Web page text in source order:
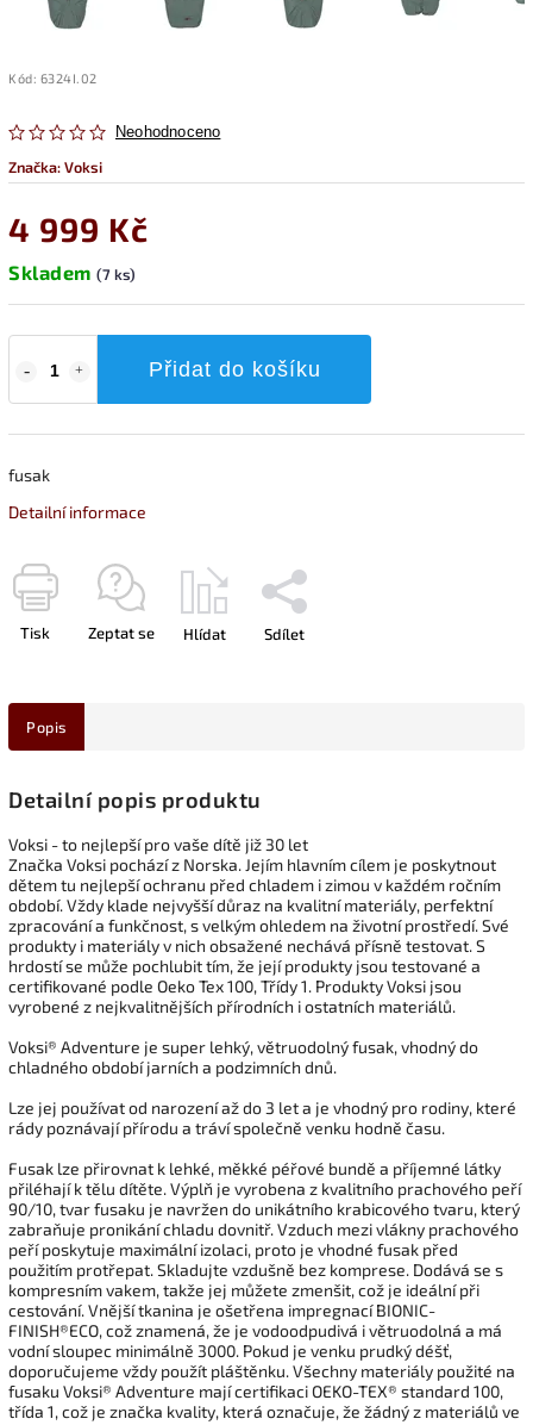
Kód: 6324I.02
Neohodnoceno
Značka:Voksi
4 999 Kč
Skladem (7 ks)
Přidat do košíku
fusak
Detailní informace
Tisk Zeptat se Hlídat Sdílet
Popis
Detailní popis produktu
Voksi - to nejlepší pro vaše dítě již 30 let
Značka Voksi pochází z Norska. Jejím hlavním cílem je poskytnout
dětem tu nejlepší ochranu před chladem i zimou v každém ročním
období. Vždy klade nejvyšší důraz na kvalitní materiály, perfektní
zpracování a funkčnost, s velkým ohledem na životní prostředí. Své
produkty i materiály v nich obsažené nechává přísně testovat. S
hrdostí se může pochlubit tím, že její produkty jsou testované a
certifikované podle Oeko Tex 100, Třídy 1. Produkty Voksi jsou
vyrobené z nejkvalitnějších přírodních i ostatních materiálů.
Voksi® Adventure je super lehký, větruodolný fusak, vhodný do
chladného období jarních a podzimních dnů.
Lze jej používat od narození až do 3 let a je vhodný pro rodiny, které
rády poznávají přírodu a tráví společně venku hodně času.
Fusak lze přirovnat k lehké, měkké péřové bundě a příjemné látky
přiléhají k tělu dítěte. Výplň je vyrobena z kvalitního prachového peří
90/10, tvar fusaku je navržen do unikátního krabicového tvaru, který
zabraňuje pronikání chladu dovnitř. Vzduch mezi vlákny prachového
peří poskytuje maximální izolaci, proto je vhodné fusak před
použitím protřepat. Skladujte vzdušně bez komprese. Dodává se s
kompresním vakem, takže jej můžete zmenšit, což je ideální při
cestování. Vnější tkanina je ošetřena impregnací BIONIC-
FINISH®ECO, což znamená, že je vodoodpudivá i větruodolná a má
vodní sloupec minimálně 3000. Pokud je venku prudký déšť,
doporučujeme vždy použít pláštěnku. Všechny materiály použité na
fusaku Voksi® Adventure mají certifikaci OEKO-TEX® standard 100,
třída 1, což je značka kvality, která označuje, že žádný z materiálů ve